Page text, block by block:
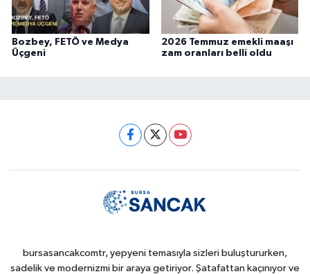
Bozbey, FETÖ ve Medya
Üçgeni
2026 Temmuz emekli maaşı
zam oranları belli oldu
bursasancakcomtr, yepyeni temasıyla sizleri buluştururken,
sadelik ve modernizmi bir araya getiriyor. Şatafattan kaçınıyor ve